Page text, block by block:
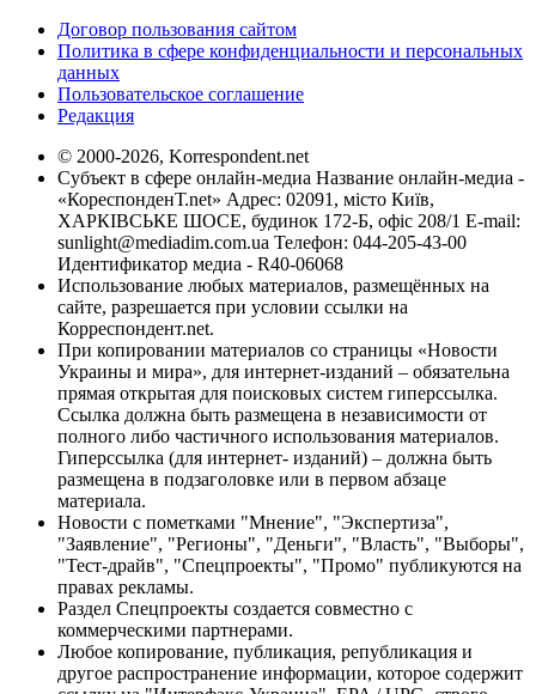
Договор пользования сайтом
Политика в сфере конфиденциальности и персональных
данных
Пользовательское соглашение
Редакция
© 2000-2026, Korrespondent.net
Субъект в сфере онлайн-медиа Название онлайн-медиа -
«КореспонденТ.net» Адрес: 02091, місто Київ,
ХАРКІВСЬКЕ ШОСЕ, будинок 172-Б, офіс 208/1 E-mail:
sunlight@mediadim.com.ua Телефон: 044-205-43-00
Идентификатор медиа - R40-06068
Использование любых материалов, размещённых на
сайте, разрешается при условии ссылки на
Корреспондент.net.
При копировании материалов со страницы «Новости
Украины и мира», для интернет-изданий – обязательна
прямая открытая для поисковых систем гиперссылка.
Ссылка должна быть размещена в независимости от
полного либо частичного использования материалов.
Гиперссылка (для интернет- изданий) – должна быть
размещена в подзаголовке или в первом абзаце
материала.
Новости с пометками "Мнение", "Экспертиза",
"Заявление", "Регионы", "Деньги", "Власть", "Выборы",
"Тест-драйв", "Спецпроекты", "Промо" публикуются на
правах рекламы.
Раздел Спецпроекты создается совместно с
коммерческими партнерами.
Любое копирование, публикация, републикация и
другое распространение информации, которое содержит